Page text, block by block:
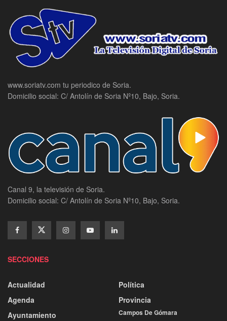
www.soriatv.com tu periodico de Soria.
Domicilio social: C/ Antolín de Soria Nº10, Bajo, Soria.
Canal 9, la televisión de Soria.
Domicilio social: C/ Antolín de Soria Nº10, Bajo, Soria.
SECCIONES
Actualidad
Agenda
Ayuntamiento
Política
Provincia
Campos De Gómara